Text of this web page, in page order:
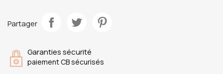
Partager
Garanties sécurité
paiement CB sécurisés